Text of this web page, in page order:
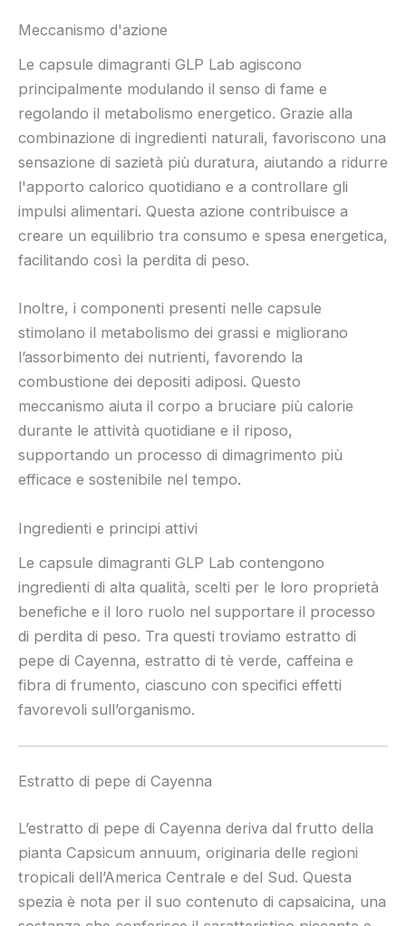
Meccanismo d'azione
Le capsule dimagranti GLP Lab agiscono
principalmente modulando il senso di fame e
regolando il metabolismo energetico. Grazie alla
combinazione di ingredienti naturali, favoriscono una
sensazione di sazietà più duratura, aiutando a ridurre
l'apporto calorico quotidiano e a controllare gli
impulsi alimentari. Questa azione contribuisce a
creare un equilibrio tra consumo e spesa energetica,
facilitando così la perdita di peso.
Inoltre, i componenti presenti nelle capsule
stimolano il metabolismo dei grassi e migliorano
l’assorbimento dei nutrienti, favorendo la
combustione dei depositi adiposi. Questo
meccanismo aiuta il corpo a bruciare più calorie
durante le attività quotidiane e il riposo,
supportando un processo di dimagrimento più
efficace e sostenibile nel tempo.
Ingredienti e principi attivi
Le capsule dimagranti GLP Lab contengono
ingredienti di alta qualità, scelti per le loro proprietà
benefiche e il loro ruolo nel supportare il processo
di perdita di peso. Tra questi troviamo estratto di
pepe di Cayenna, estratto di tè verde, caffeina e
fibra di frumento, ciascuno con specifici effetti
favorevoli sull’organismo.
Estratto di pepe di Cayenna
L’estratto di pepe di Cayenna deriva dal frutto della
pianta Capsicum annuum, originaria delle regioni
tropicali dell’America Centrale e del Sud. Questa
spezia è nota per il suo contenuto di capsaicina, una